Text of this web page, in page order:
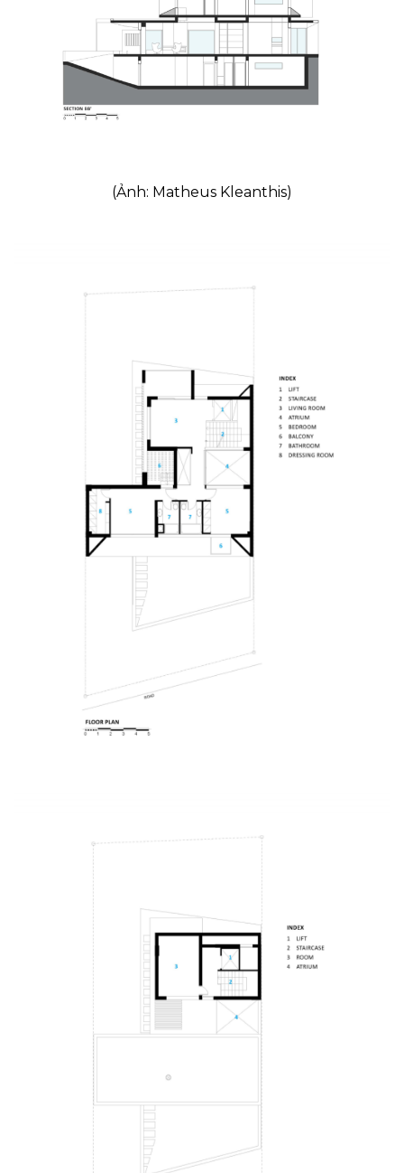
(Ảnh: Matheus Kleanthis)